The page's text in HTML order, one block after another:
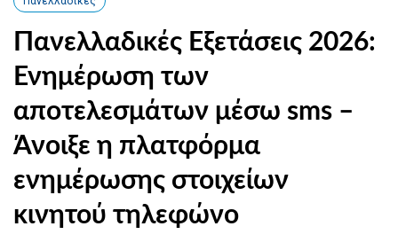
Πανελλαδικές Εξετάσεις 2026:
Ενημέρωση των
αποτελεσμάτων μέσω sms –
Άνοιξε η πλατφόρμα
ενημέρωσης στοιχείων
κινητού τηλεφώνο